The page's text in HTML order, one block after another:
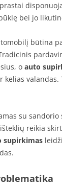
bei jo
būtina
o auto
valandas.
su
reikia
supirkimas